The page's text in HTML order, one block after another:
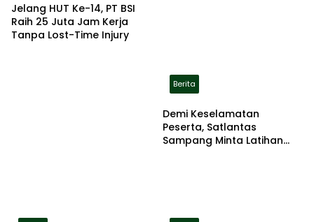
Jelang HUT Ke-14, PT BSI
Raih 25 Juta Jam Kerja
Tanpa Lost-Time Injury
Berita
Demi Keselamatan
Peserta, Satlantas
Sampang Minta Latihan